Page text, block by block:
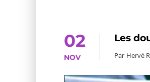
02
NOV
Les
Par Hervé